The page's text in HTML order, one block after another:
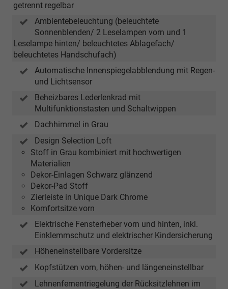
getrennt regelbar
Ambientebeleuchtung (beleuchtete
Sonnenblenden/ 2 Leselampen vorn und 1
Leselampe hinten/ beleuchtetes Ablagefach/
beleuchtetes Handschufach)
Automatische Innenspiegelabblendung mit Regen-
und Lichtsensor
Beheizbares Lederlenkrad mit
Multifunktionstasten und Schaltwippen
Dachhimmel in Grau
Design Selection Loft
Stoff in Grau kombiniert mit hochwertigen
Materialien
Dekor-Einlagen Schwarz glänzend
Dekor-Pad Stoff
Zierleiste in Unique Dark Chrome
Komfortsitze vorn
Elektrische Fensterheber vorn und hinten, inkl.
Einklemmschutz und elektrischer Kindersicherung
Höheneinstellbare Vordersitze
Kopfstützen vorn, höhen- und längeneinstellbar
Lehnenfernentriegelung der Rücksitzlehnen im